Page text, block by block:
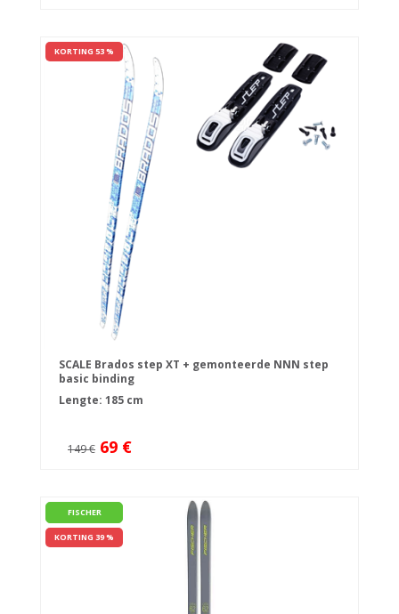
KORTING 53 %
SCALE Brados step XT + gemonteerde NNN step
basic binding
Lengte: 185 cm
149 € 69 €
FISCHER
KORTING 39 %